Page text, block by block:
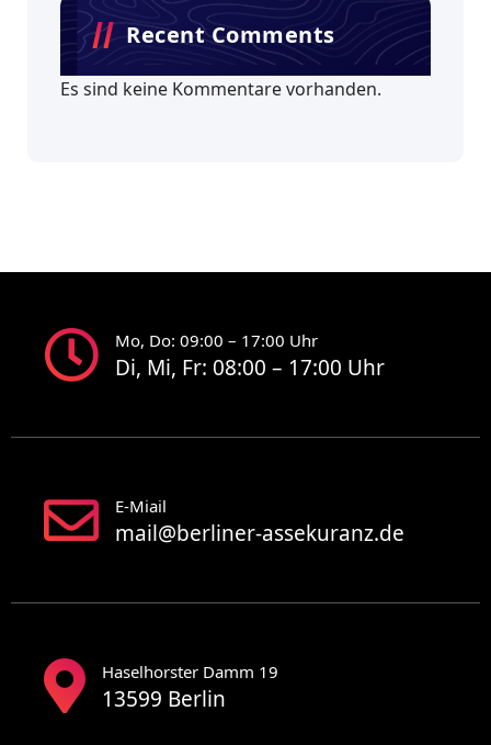
Recent Comments
Es sind keine Kommentare vorhanden.
Mo, Do: 09:00 – 17:00 Uhr
Di, Mi, Fr: 08:00 – 17:00 Uhr
E-Miail
mail@berliner-assekuranz.de
Haselhorster Damm 19
13599 Berlin